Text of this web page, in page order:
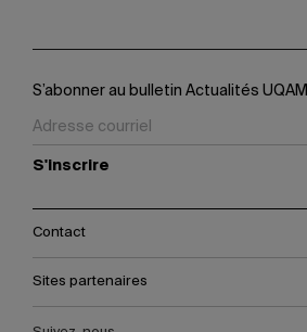
S’abonner au bulletin Actualités UQAM
S'inscrire
Contact
Sites partenaires